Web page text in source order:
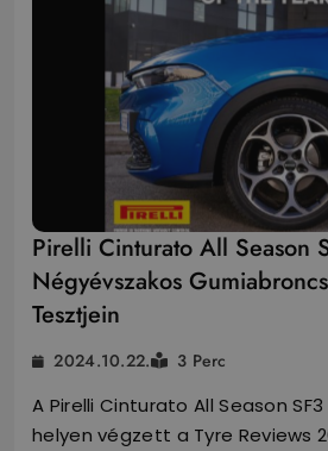
Pirelli Cinturato All Season
Négyévszakos
Tesztjein
2024.10.22. 3 Perc
A Pirelli Cinturato All Season
helyen végzett a Tyre Reviews